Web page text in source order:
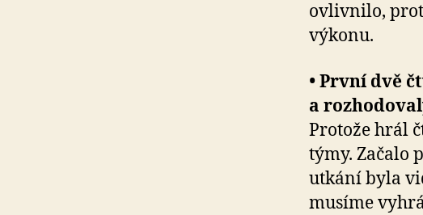
ovlivnilo,
výkonu.
• První dvě
a
Protože hrál
týmy. Začalo
utkání byla
musíme